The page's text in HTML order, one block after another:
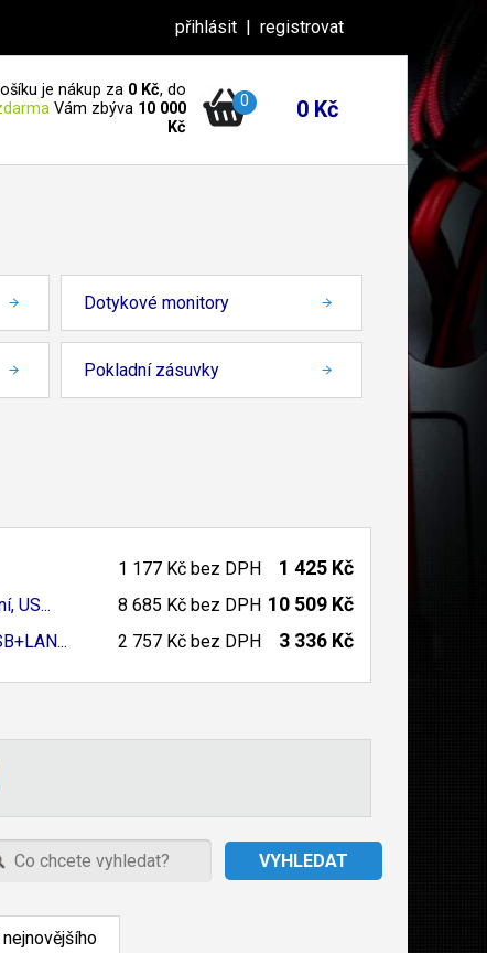
přihlásit | registrovat
je nákup za 0 Kč, do
Vám zbýva 10 000
Kč
0 0 Kč
Dotykové monitory
Pokladní zásuvky
1 177 Kč bez DPH 1 425 Kč
US... 8 685 Kč bez DPH 10 509 Kč
LAN... 2 757 Kč bez DPH 3 336 Kč
nejnovějšího